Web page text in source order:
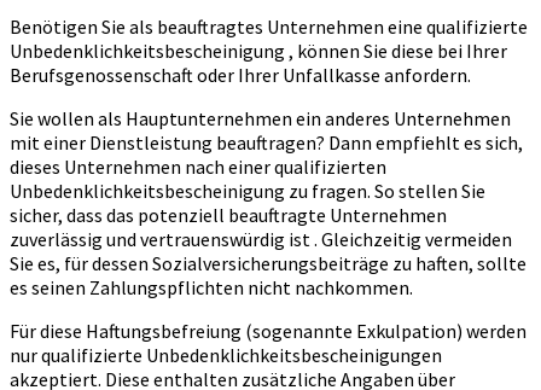
Benötigen Sie als beauftragtes Unternehmen eine qualifizierte
Unbedenklichkeitsbescheinigung , können Sie diese bei Ihrer
Berufsgenossenschaft oder Ihrer Unfallkasse anfordern.
Sie wollen als Hauptunternehmen ein anderes Unternehmen
mit einer Dienstleistung beauftragen? Dann empfiehlt es sich,
dieses Unternehmen nach einer qualifizierten
Unbedenklichkeitsbescheinigung zu fragen. So stellen Sie
sicher, dass das potenziell beauftragte Unternehmen
zuverlässig und vertrauenswürdig ist . Gleichzeitig vermeiden
Sie es, für dessen Sozialversicherungsbeiträge zu haften, sollte
es seinen Zahlungspflichten nicht nachkommen.
Für diese Haftungsbefreiung (sogenannte Exkulpation) werden
nur qualifizierte Unbedenklichkeitsbescheinigungen
akzeptiert. Diese enthalten zusätzliche Angaben über